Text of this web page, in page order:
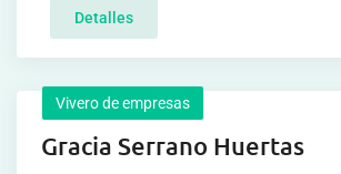
Detalles
Vivero de empresas
Gracia Serrano Huertas